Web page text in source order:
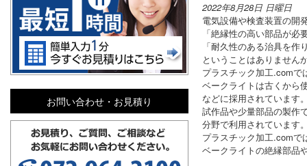
2022年8月28日 日曜日
電気設備や検査装置の開
「絶縁性の高い部品が必
「耐久性のある治具を作
ということはありません
プラスチック加工.comで
ベークライトは古くから
などに採用されています
試作品や少量部品の製作
分野で利用されています
プラスチック加工.comで
ベークライトの絶縁部品
お問い合わせ・お見積り